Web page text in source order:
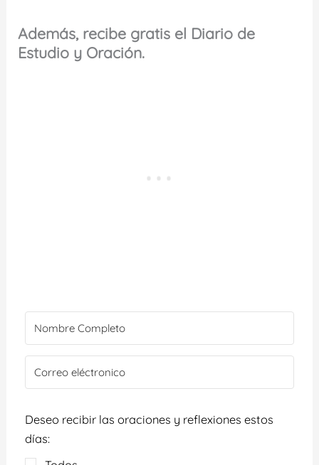
Además, recibe gratis el Diario de
Estudio y Oración.
Deseo recibir las oraciones y reflexiones estos
días: